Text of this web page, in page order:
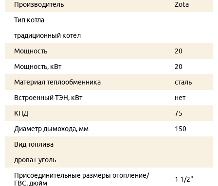
Производитель
Zota
Тип котла
традиционный котел
Мощность
20
Мощность, кВт
20
Материал теплообменника
сталь
Встроенный ТЭН, кВт
нет
КПД
75
Диаметр дымохода, мм
150
Вид топлива
дрова+ уголь
Присоединительные размеры отопление/
ГВС, дюйм
1 1/2"